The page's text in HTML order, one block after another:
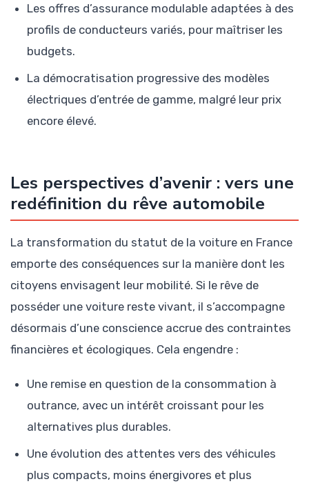
Les offres d’assurance modulable adaptées à des
profils de conducteurs variés, pour maîtriser les
budgets.
La démocratisation progressive des modèles
électriques d’entrée de gamme, malgré leur prix
encore élevé.
Les perspectives d’avenir : vers une
redéfinition du rêve automobile
La transformation du statut de la voiture en France
emporte des conséquences sur la manière dont les
citoyens envisagent leur mobilité. Si le rêve de
posséder une voiture reste vivant, il s’accompagne
désormais d’une conscience accrue des contraintes
financières et écologiques. Cela engendre :
Une remise en question de la consommation à
outrance, avec un intérêt croissant pour les
alternatives plus durables.
Une évolution des attentes vers des véhicules
plus compacts, moins énergivores et plus